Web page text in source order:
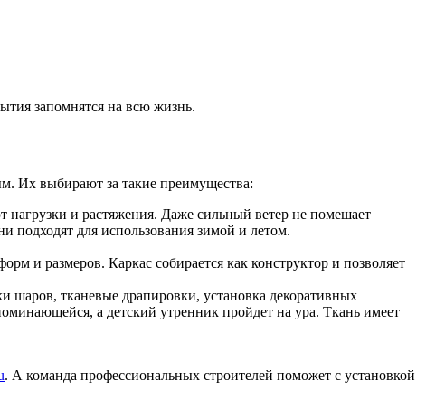
запомнятся на всю жизнь.
Их выбирают за такие преимущества:
и растяжения. Даже сильный ветер не помешает
для использования зимой и летом.
и размеров. Каркас собирается как конструктор и позволяет
шаров, тканевые драпировки, установка декоративных
а детский утренник пройдет на ура. Ткань имеет
. А команда профессиональных строителей поможет с установкой